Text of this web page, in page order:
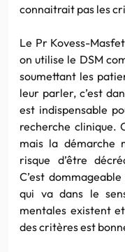
connaitrait pas les
Le Pr Kovess-
on utilise le DSM
soumettant les
leur parler, c’est
est indispensable
recherche clinique.
mais la démarche
risque d’être
C’est
qui va dans le
mentales existent
des critères est